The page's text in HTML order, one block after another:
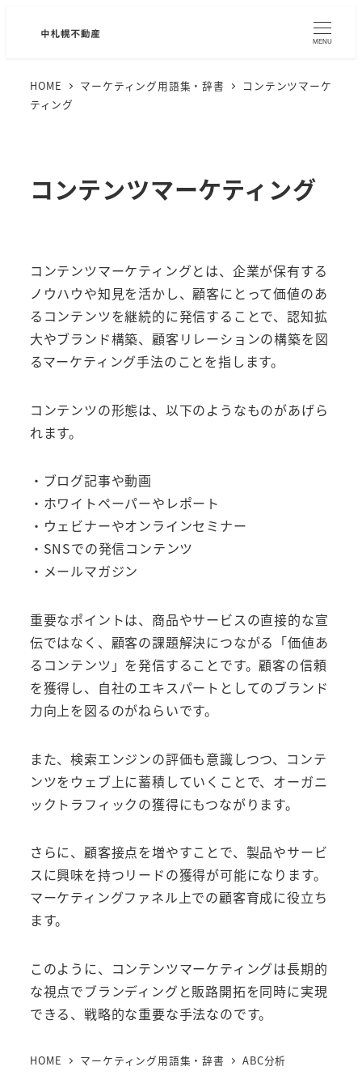
MENU
HOME マーケティング用語集・辞書
コンテンツマーケ
ティング
コンテンツマーケティング
コンテンツマーケティングとは、企業が保有する
ノウハウや知見を活かし、顧客にとって価値のあ
るコンテンツを継続的に発信することで、認知拡
大やブランド構築、顧客リレーションの構築を図
るマーケティング手法のことを指します。
コンテンツの形態は、以下のようなものがあげら
れます。
・ブログ記事や動画
・ホワイトペーパーやレポート
・ウェビナーやオンラインセミナー
・SNSでの発信コンテンツ
・メールマガジン
重要なポイントは、商品やサービスの直接的な宣
伝ではなく、顧客の課題解決につながる「価値あ
るコンテンツ」を発信することです。顧客の信頼
を獲得し、自社のエキスパートとしてのブランド
力向上を図るのがねらいです。
また、検索エンジンの評価も意識しつつ、コンテ
ンツをウェブ上に蓄積していくことで、オーガニ
ックトラフィックの獲得にもつながります。
さらに、顧客接点を増やすことで、製品やサービ
スに興味を持つリードの獲得が可能になります。
マーケティングファネル上での顧客育成に役立ち
ます。
このように、コンテンツマーケティングは長期的
な視点でブランディングと販路開拓を同時に実現
できる、戦略的な重要な手法なのです。
HOME マーケティング用語集・辞書 ABC分析